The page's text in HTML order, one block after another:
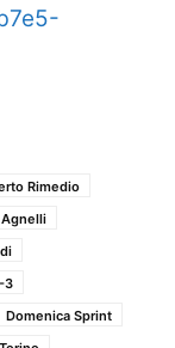
Rimedio
3
Domenica Sprint